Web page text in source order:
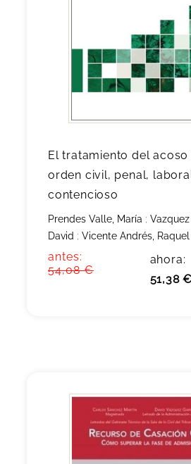
El tratamiento del acoso
orden civil, penal,
contencioso
Prendes Valle, María ;
David ; Vicente Andrés, Raquel
antes:
54,08 €
ahora:
51,38 €